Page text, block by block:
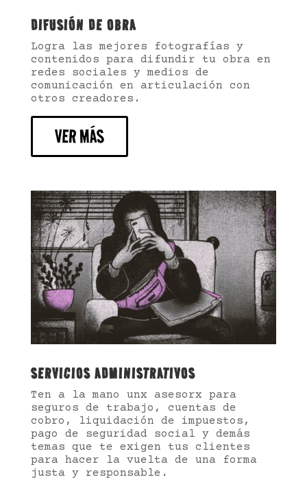
DIFUSIÓN DE OBRA
Logra las mejores fotografías y
contenidos para difundir tu obra en
redes sociales y medios de
comunicación en articulación con
otros creadores.
VER MÁS
SERVICIOS ADMINISTRATIVOS
Ten a la mano unx asesorx para
seguros de trabajo, cuentas de
cobro, liquidación de impuestos,
pago de seguridad social y demás
temas que te exigen tus clientes
para hacer la vuelta de una forma
justa y responsable.